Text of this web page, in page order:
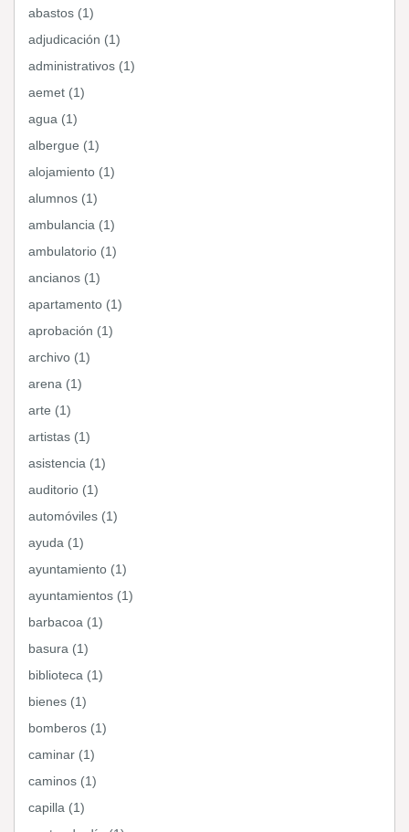
abastos (1)
adjudicación (1)
administrativos (1)
aemet (1)
agua (1)
albergue (1)
alojamiento (1)
alumnos (1)
ambulancia (1)
ambulatorio (1)
ancianos (1)
apartamento (1)
aprobación (1)
archivo (1)
arena (1)
arte (1)
artistas (1)
asistencia (1)
auditorio (1)
automóviles (1)
ayuda (1)
ayuntamiento (1)
ayuntamientos (1)
barbacoa (1)
basura (1)
biblioteca (1)
bienes (1)
bomberos (1)
caminar (1)
caminos (1)
capilla (1)